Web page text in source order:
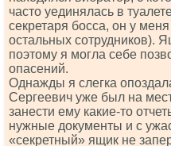
часто уединялась в
секретаря босса, он у
остальных сотрудников).
поэтому я могла себе
опасений.
Однажды я слегка
Сергеевич уже был на
занести ему какие-то
нужные документы и с
«секретный» ящик не